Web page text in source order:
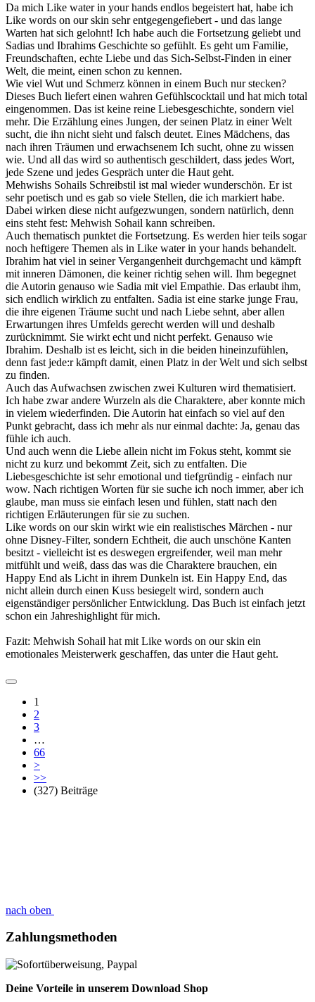
Da mich Like water in your hands endlos begeistert hat, habe ich
Like words on our skin sehr entgegengefiebert - und das lange
Warten hat sich gelohnt! Ich habe auch die Fortsetzung geliebt und
Sadias und Ibrahims Geschichte so gefühlt. Es geht um Familie,
Freundschaften, echte Liebe und das Sich-Selbst-Finden in einer
Welt, die meint, einen schon zu kennen.
Wie viel Wut und Schmerz können in einem Buch nur stecken?
Dieses Buch liefert einen wahren Gefühlscocktail und hat mich total
eingenommen. Das ist keine reine Liebesgeschichte, sondern viel
mehr. Die Erzählung eines Jungen, der seinen Platz in einer Welt
sucht, die ihn nicht sieht und falsch deutet. Eines Mädchens, das
nach ihren Träumen und erwachsenem Ich sucht, ohne zu wissen
wie. Und all das wird so authentisch geschildert, dass jedes Wort,
jede Szene und jedes Gespräch unter die Haut geht.
Mehwishs Sohails Schreibstil ist mal wieder wunderschön. Er ist
sehr poetisch und es gab so viele Stellen, die ich markiert habe.
Dabei wirken diese nicht aufgezwungen, sondern natürlich, denn
eins steht fest: Mehwish Sohail kann schreiben.
Auch thematisch punktet die Fortsetzung. Es werden hier teils sogar
noch heftigere Themen als in Like water in your hands behandelt.
Ibrahim hat viel in seiner Vergangenheit durchgemacht und kämpft
mit inneren Dämonen, die keiner richtig sehen will. Ihm begegnet
die Autorin genauso wie Sadia mit viel Empathie. Das erlaubt ihm,
sich endlich wirklich zu entfalten. Sadia ist eine starke junge Frau,
die ihre eigenen Träume sucht und nach Liebe sehnt, aber allen
Erwartungen ihres Umfelds gerecht werden will und deshalb
zurücknimmt. Sie wirkt echt und nicht perfekt. Genauso wie
Ibrahim. Deshalb ist es leicht, sich in die beiden hineinzufühlen,
denn fast jede:r kämpft damit, einen Platz in der Welt und sich selbst
zu finden.
Auch das Aufwachsen zwischen zwei Kulturen wird thematisiert.
Ich habe zwar andere Wurzeln als die Charaktere, aber konnte mich
in vielem wiederfinden. Die Autorin hat einfach so viel auf den
Punkt gebracht, dass ich mehr als nur einmal dachte: Ja, genau das
fühle ich auch.
Und auch wenn die Liebe allein nicht im Fokus steht, kommt sie
nicht zu kurz und bekommt Zeit, sich zu entfalten. Die
Liebesgeschichte ist sehr emotional und tiefgründig - einfach nur
wow. Nach richtigen Worten für sie suche ich noch immer, aber ich
glaube, man muss sie einfach lesen und fühlen, statt nach den
richtigen Erläuterungen für sie zu suchen.
Like words on our skin wirkt wie ein realistisches Märchen - nur
ohne Disney-Filter, sondern Echtheit, die auch unschöne Kanten
besitzt - vielleicht ist es deswegen ergreifender, weil man mehr
mitfühlt und weiß, dass das was die Charaktere brauchen, ein
Happy End als Licht in ihrem Dunkeln ist. Ein Happy End, das
nicht allein durch einen Kuss besiegelt wird, sondern auch
eigenständiger persönlicher Entwicklung. Das Buch ist einfach jetzt
schon ein Jahreshighlight für mich.
Fazit: Mehwish Sohail hat mit Like words on our skin ein
emotionales Meisterwerk geschaffen, das unter die Haut geht.
1
2
3
…
66
>
>>
(327) Beiträge
nach oben
Zahlungsmethoden
Deine Vorteile in unserem Download Shop